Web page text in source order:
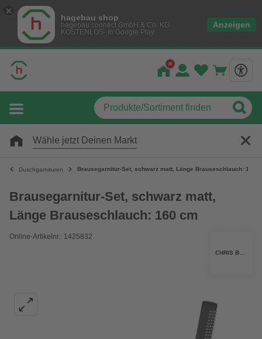
hagebau shop
hagebau connect GmbH & Co. KG
KOSTENLOS- In Google Play
Anzeigen
Wähle jetzt Deinen Markt
Duschgarnituren Brausegarnitur-Set, schwarz matt, Länge Brauseschlauch: 160
Brausegarnitur-Set, schwarz matt,
Länge Brauseschlauch: 160 cm
Online-Artikelnr.: 1425832